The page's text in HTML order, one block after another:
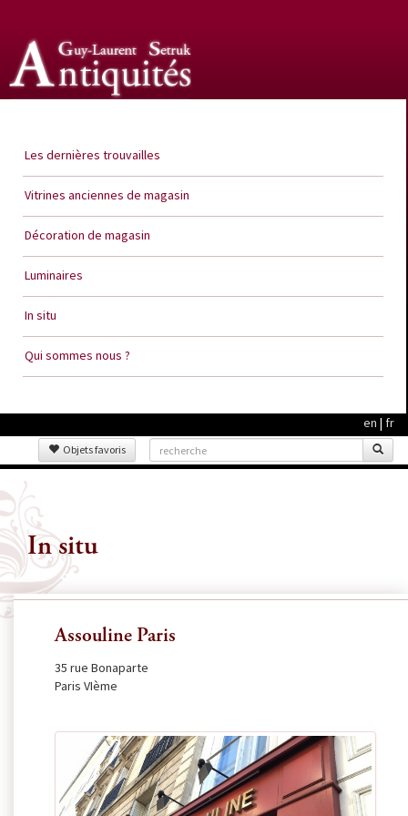
Les dernières trouvailles
Vitrines anciennes de magasin
Décoration de magasin
Luminaires
In situ
Qui sommes nous ?
en | fr
Objets favoris
In situ
Assouline Paris
35 rue Bonaparte
Paris VIème